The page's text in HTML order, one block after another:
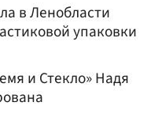
в Ленобласти
упаковки
и Стекло» Надя